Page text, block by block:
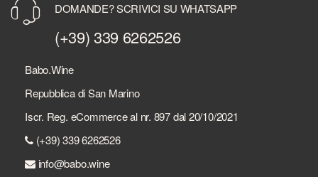
DOMANDE? SCRIVICI SU WHATSAPP
(+39) 339 6262526
Babo.Wine
Repubblica di San Marino
Iscr. Reg. eCommerce al nr. 897 dal 20/10/2021
(+39) 339 6262526
info@babo.wine